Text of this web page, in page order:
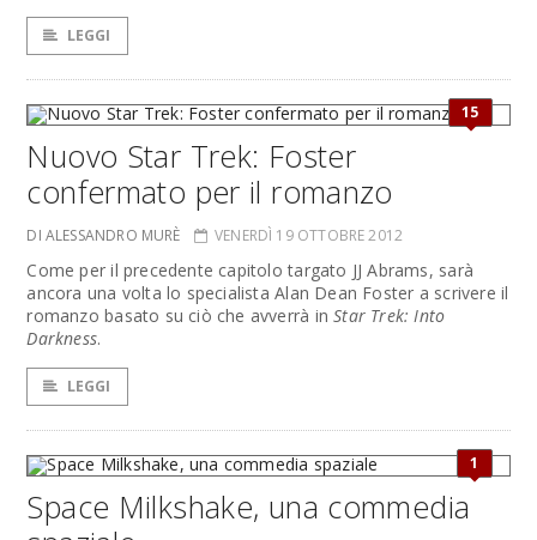
LEGGI
15
Nuovo Star Trek: Foster
confermato per il romanzo
DI ALESSANDRO MURÈ VENERDÌ 19 OTTOBRE 2012
Come per il precedente capitolo targato JJ Abrams, sarà
ancora una volta lo specialista Alan Dean Foster a scrivere il
romanzo basato su ciò che avverrà inStar Trek: Into
Darkness.
LEGGI
1
Space Milkshake, una commedia